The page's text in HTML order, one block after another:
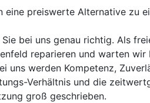
eine preiswerte Alternative zu
Sie bei uns genau richtig. Als
reparieren und warten wir
uns werden Kompetenz,
Verhältnis und die
groß geschrieben.